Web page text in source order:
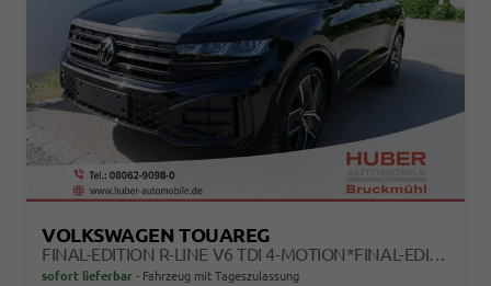
VOLKSWAGEN TOUAREG
FINAL-EDITION R-LINE V6 TDI 4-MOTION*FINAL-EDITION*AHK-SCHWENKBAR*NAVI*ACC*PDC*LED*SHZ*21-ZOLL
sofort lieferbar Fahrzeug mit Tageszulassung